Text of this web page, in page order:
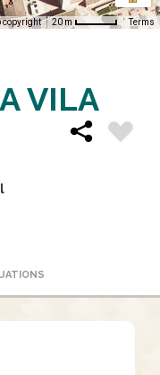
copyright 20 m Terms
VILA